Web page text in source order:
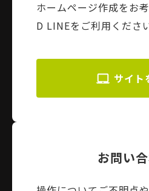
ホームページ作成をお
D LINEをご利用くださ
サイト
お問い